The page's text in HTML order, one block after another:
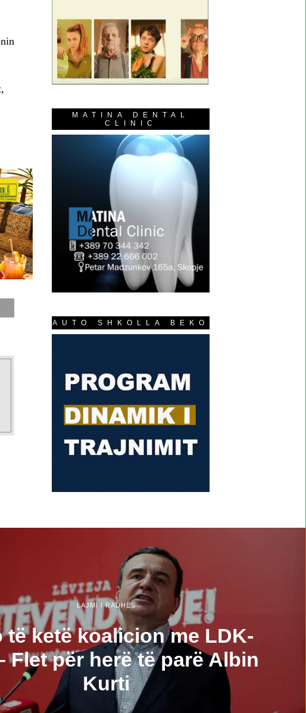
MATINA DENTAL
CLINIC
AUTO SHKOLLA BEKO
LAJMI I RADHËS
të ketë koalicion me LDK-
Flet për herë të parë Albin
Kurti